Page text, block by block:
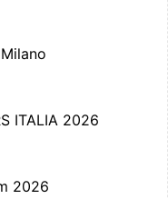
ITALIA 2026
2026